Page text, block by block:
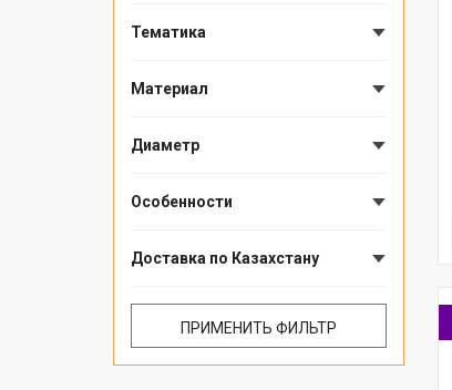
Тематика
Материал
Диаметр
Особенности
Доставка по Казахстану